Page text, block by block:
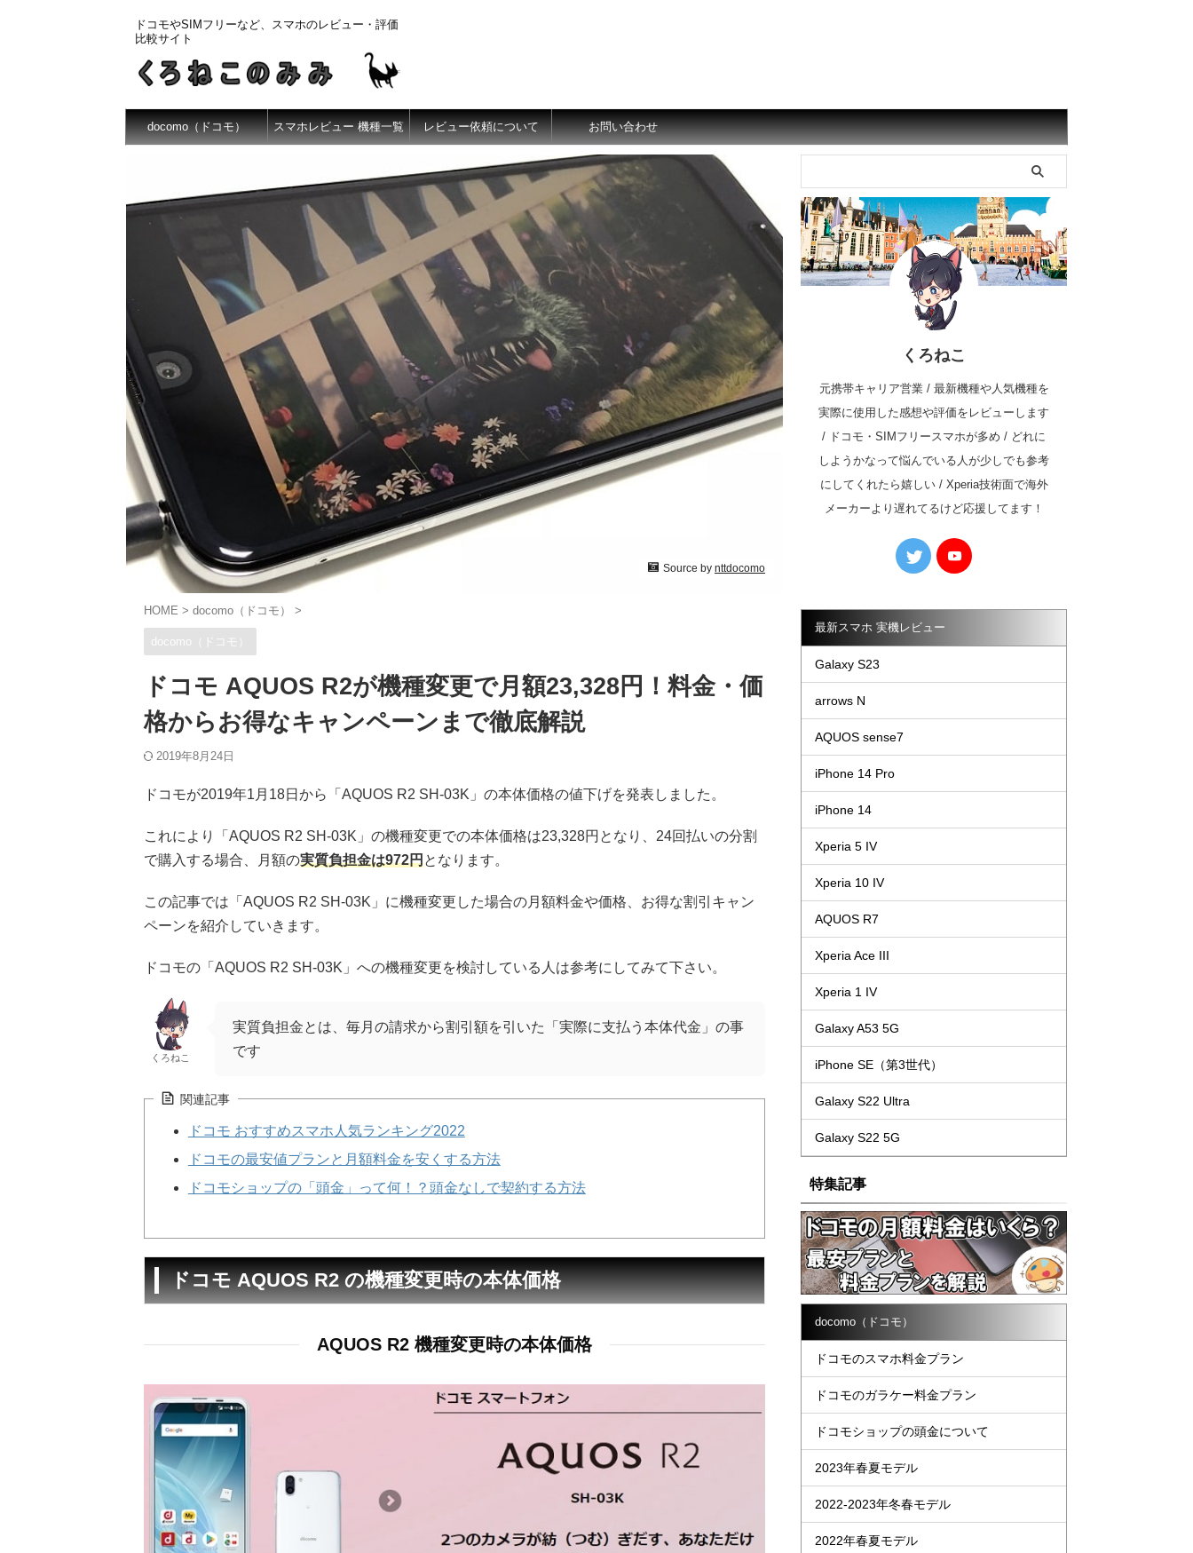
ドコモやSIMフリーなど、スマホのレビュー・評価
比較サイト
docomo（ドコモ） スマホレビュー 機種一覧 レビュー依頼について お問い合わせ
Source by nttdocomo
HOME > docomo（ドコモ） >
docomo（ドコモ）
ドコモ AQUOS R2が機種変更で月額23,328円！料金・価
格からお得なキャンペーンまで徹底解説
2019年8月24日
ドコモが2019年1月18日から「AQUOS R2 SH-03K」の本体価格の値下げを発表しました。
これにより「AQUOS R2 SH-03K」の機種変更での本体価格は23,328円となり、24回払いの分割
で購入する場合、月額の実質負担金は972円となります。
この記事では「AQUOS R2 SH-03K」に機種変更した場合の月額料金や価格、お得な割引キャン
ペーンを紹介していきます。
ドコモの「AQUOS R2 SH-03K」への機種変更を検討している人は参考にしてみて下さい。
くろねこ
実質負担金とは、毎月の請求から割引額を引いた「実際に支払う本体代金」の事
です
関連記事
ドコモ おすすめスマホ人気ランキング2022
ドコモの最安値プランと月額料金を安くする方法
ドコモショップの「頭金」って何！？頭金なしで契約する方法
ドコモ AQUOS R2 の機種変更時の本体価格
AQUOS R2 機種変更時の本体価格
くろねこ
元携帯キャリア営業 / 最新機種や人気機種を
実際に使用した感想や評価をレビューします
/ ドコモ・SIMフリースマホが多め / どれに
しようかなって悩んでいる人が少しでも参考
にしてくれたら嬉しい / Xperia技術面で海外
メーカーより遅れてるけど応援してます！
最新スマホ 実機レビュー
Galaxy S23
arrows N
AQUOS sense7
iPhone 14 Pro
iPhone 14
Xperia 5 IV
Xperia 10 IV
AQUOS R7
Xperia Ace III
Xperia 1 IV
Galaxy A53 5G
iPhone SE（第3世代）
Galaxy S22 Ultra
Galaxy S22 5G
特集記事
docomo（ドコモ）
ドコモのスマホ料金プラン
ドコモのガラケー料金プラン
ドコモショップの頭金について
2023年春夏モデル
2022-2023年冬春モデル
2022年春夏モデル